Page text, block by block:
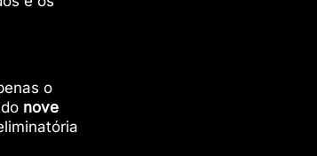
o
nove